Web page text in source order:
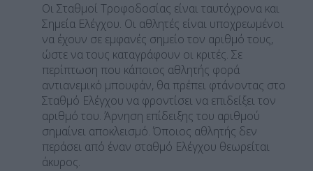
Οι Σταθμοί Τροφοδοσίας είναι ταυτόχρονα και
Σημεία Ελέγχου. Οι αθλητές είναι υποχρεωμένοι
να έχουν σε εμφανές σημείο τον αριθμό τους,
ώστε να τους καταγράφουν οι κριτές. Σε
περίπτωση που κάποιος αθλητής φορά
αντιανεμικό μπουφάν, θα πρέπει φτάνοντας στο
Σταθμό Ελέγχου να φροντίσει να επιδείξει τον
αριθμό του. Άρνηση επίδειξης του αριθμού
σημαίνει αποκλεισμό. Όποιος αθλητής δεν
περάσει από έναν σταθμό Ελέγχου θεωρείται
άκυρος.